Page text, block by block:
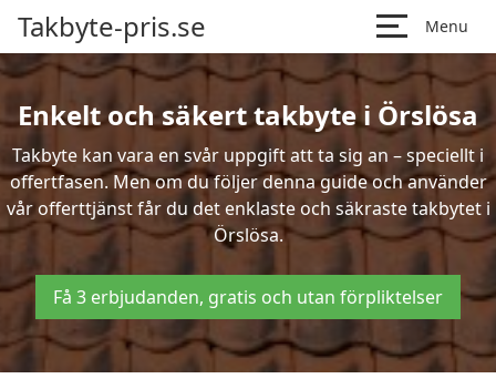
Takbyte-pris.se Menu
Enkelt och säkert takbyte i Örslösa
Takbyte kan vara en svår uppgift att ta sig an – speciellt i
offertfasen. Men om du följer denna guide och använder
vår offerttjänst får du det enklaste och säkraste takbytet i
Örslösa.
Få 3 erbjudanden, gratis och utan förpliktelser